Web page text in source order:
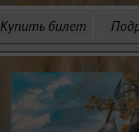
Купить билет